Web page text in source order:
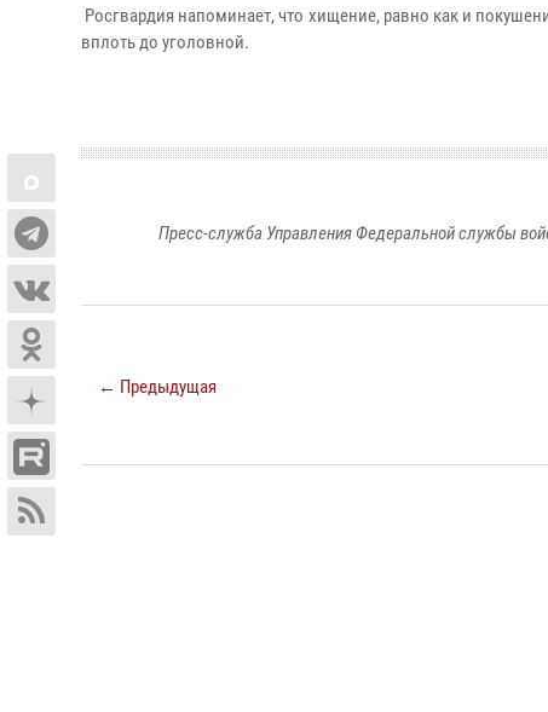
Росгвардия напоминает, что хищение, равно как и
вплоть до уголовной.
Пресс-служба Управления Федеральной службы
← Предыдущая